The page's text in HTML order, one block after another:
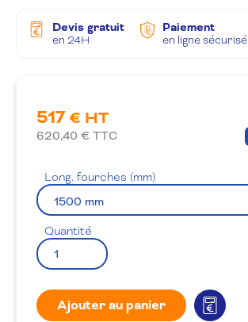
Devis gratuit
en 24H
Paiement
en ligne sécurisé
517€ HT
620,40 € TTC
Long. fourches (mm)
Quantité
Ajouter au panier